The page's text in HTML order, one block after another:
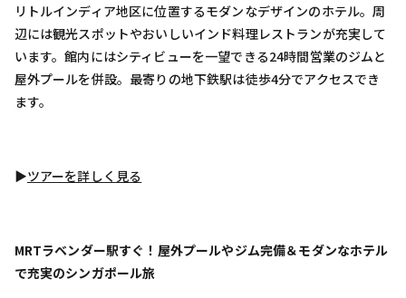
リトルインディア地区に位置するモダンなデザインのホテル。周
辺には観光スポットやおいしいインド料理レストランが充実して
います。館内にはシティビューを一望できる24時間営業のジムと
屋外プールを併設。最寄りの地下鉄駅は徒歩4分でアクセスでき
ます。
▶︎ツアーを詳しく見る
MRTラベンダー駅すぐ！屋外プールやジム完備＆モダンなホテル
で充実のシンガポール旅